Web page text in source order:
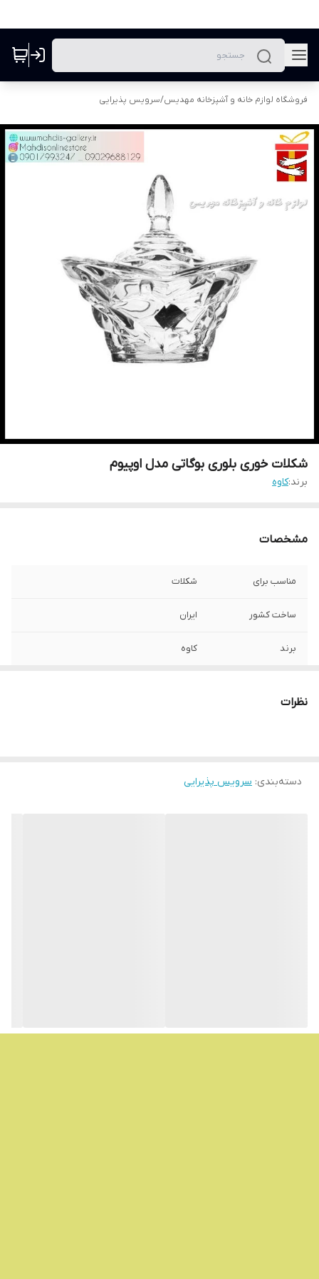
فروشگاه لوازم خانه و آشپزخانه مهدیس/سرویس پذیرایی
شکلات خوری بلوری بوگاتی مدل اوپیوم
برند:کاوه
مشخصات
مناسب برای شکلات
ساخت کشور ایران
برند کاوه
نظرات
دسته‌بندی: سرویس پذیرایی